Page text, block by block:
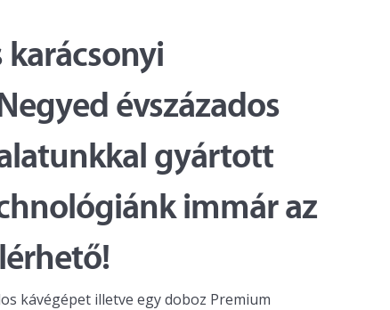
karácsonyi
évszázados
gyártott
immár az
kávégépet illetve egy doboz Premium